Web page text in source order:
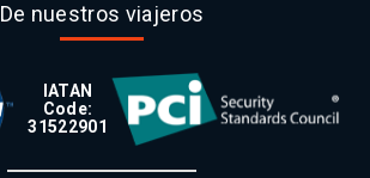
De nuestros viajeros
IATAN
Code:
31522901